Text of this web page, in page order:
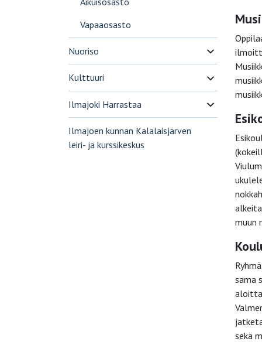
Vapaaosasto
Nuoriso
Kulttuuri
Ilmajoki Harrastaa
Ilmajoen kunnan Kalalaisjärven
leiri- ja kurssikeskus
muun
sama
sekä